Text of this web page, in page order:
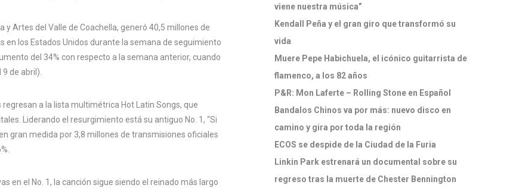
y Artes del Valle de Coachella, generó 40,5 millones de
los Estados Unidos durante la semana de seguimiento
del 34% con respecto a la semana anterior, cuando
de abril).
a la lista multimétrica Hot Latin Songs, que
Liderando el resurgimiento está su antiguo No. 1, “Si
gran medida por 3,8 millones de transmisiones oficiales
en el No. 1, la canción sigue siendo el reinado más largo
viene nuestra música”
Kendall Peña y el gran giro que transformó su
vida
Muere Pepe Habichuela, el icónico guitarrista de
flamenco, a los 82 años
P&R: Mon Laferte – Rolling Stone en Español
Bandalos Chinos va por más: nuevo disco en
camino y gira por toda la región
ECOS se despide de la Ciudad de la Furia
Linkin Park estrenará un documental sobre su
regreso tras la muerte de Chester Bennington